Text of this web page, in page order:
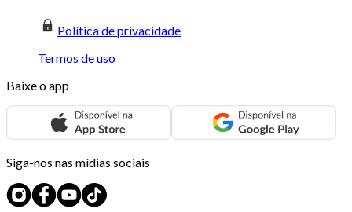
Política de privacidade
Termos de uso
Baixe o app
Siga-nos nas mídias sociais